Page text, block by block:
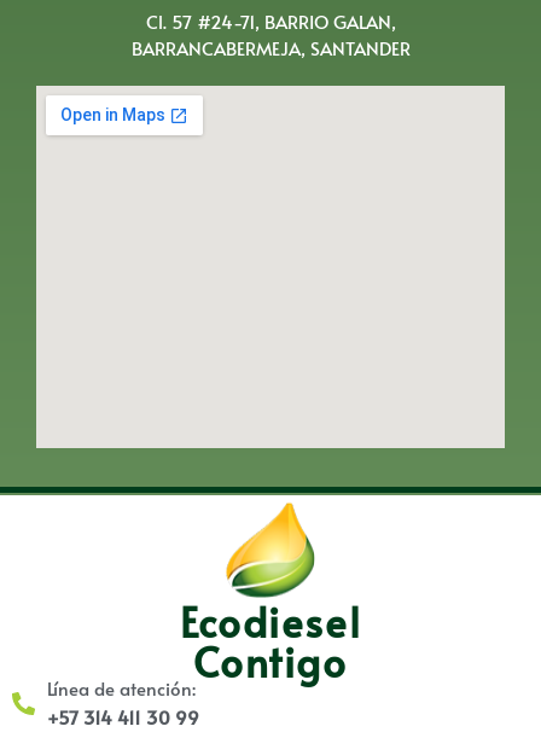
Cl. 57 #24-71, BARRIO GALAN,
BARRANCABERMEJA, SANTANDER
Ecodiesel
Contigo
Línea de atención:
+57 314 411 30 99